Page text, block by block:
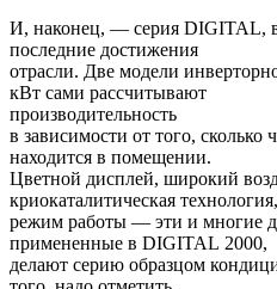
И, наконец, — серия DIGITAL,
последние достижения
отрасли. Две модели
кВт сами рассчитывают
производительность
в зависимости от того,
находится в помещении.
Цветной дисплей, широкий
криокаталитическая
режим работы — эти и многие
примененные в DIGITAL 2000,
делают серию образцом